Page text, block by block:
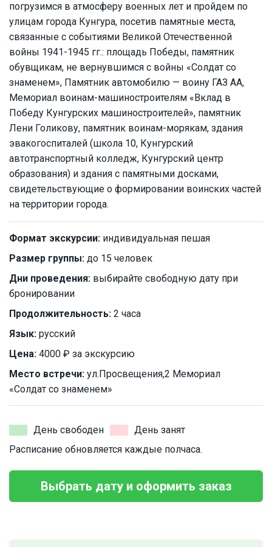
погрузимся в атмосферу военных лет и пройдем по
улицам города Кунгура, посетив памятные места,
связанные с событиями Великой Отечественной
войны 1941-1945 гг.: площадь Победы, памятник
обувщикам, не вернувшимся с войны «Солдат со
знаменем», Памятник автомобилю — воину ГАЗ АА,
Мемориал воинам-машиностроителям «Вклад в
Победу Кунгурских машиностроителей», памятник
Лени Голикову, памятник воинам-морякам, здания
эвакогоспиталей (школа 10, Кунгурский
автотранспортный колледж, Кунгурский центр
образования) и здания с памятными досками,
свидетельствующие о формировании воинских частей
на территории города.
Формат экскурсии: индивидуальная пешая
Размер группы: до 15 человек
Дни проведения: выбирайте свободную дату при
бронировании
Продолжительность: 2 часа
Язык: русский
Цена: 4000 ₽ за экскурсию
Место встречи: ул.Просвещения,2 Мемориал
«Солдат со знаменем»
День свободен
День занят
Расписание обновляется каждые полчаса.
Выбрать дату и оформить заказ